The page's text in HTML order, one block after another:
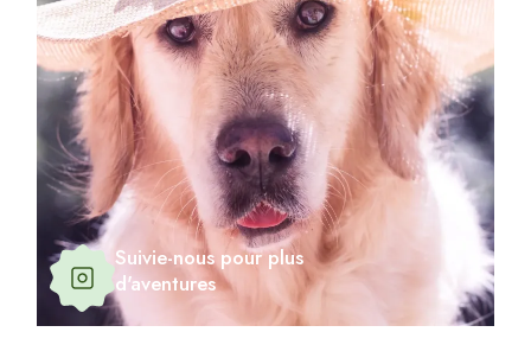
Suivie-nous pour plus
d'aventures